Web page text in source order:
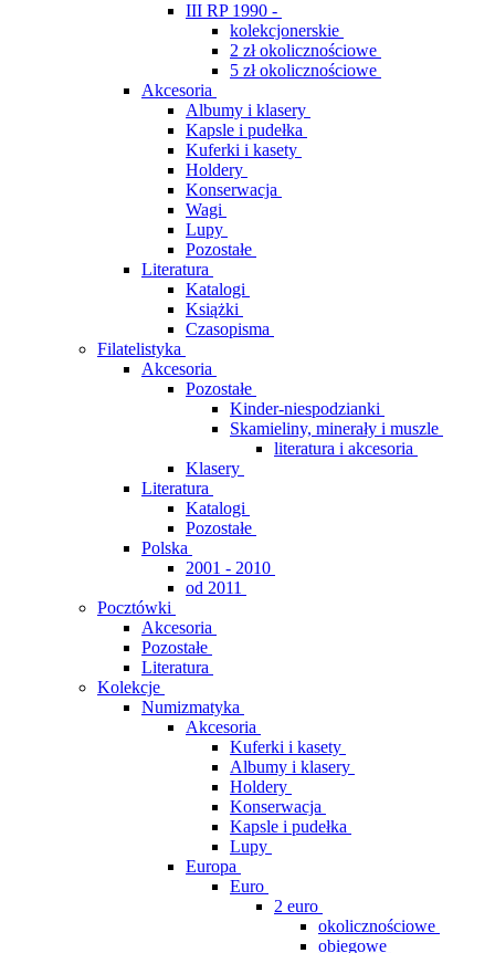
III RP 1990 -
kolekcjonerskie
2 zł okolicznościowe
5 zł okolicznościowe
Akcesoria
Albumy i klasery
Kapsle i pudełka
Kuferki i kasety
Holdery
Konserwacja
Wagi
Lupy
Pozostałe
Literatura
Katalogi
Książki
Czasopisma
Filatelistyka
Akcesoria
Pozostałe
Kinder-niespodzianki
Skamieliny, minerały i muszle
literatura i akcesoria
Klasery
Literatura
Katalogi
Pozostałe
Polska
2001 - 2010
od 2011
Pocztówki
Akcesoria
Pozostałe
Literatura
Kolekcje
Numizmatyka
Akcesoria
Kuferki i kasety
Albumy i klasery
Holdery
Konserwacja
Kapsle i pudełka
Lupy
Europa
Euro
2 euro
okolicznościowe
obiegowe